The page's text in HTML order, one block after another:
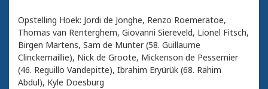
Opstelling Hoek: Jordi de Jonghe, Renzo Roemeratoe,
Thomas van Renterghem, Giovanni Siereveld, Lionel Fitsch,
Birgen Martens, Sam de Munter (58. Guillaume
Clinckemaillie), Nick de Groote, Mickenson de Pessemier
(46. Reguillo Vandepitte), Ibrahim Eryürük (68. Rahim
Abdul), Kyle Doesburg